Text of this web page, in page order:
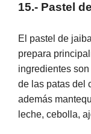
15.- Pastel
El pastel de
prepara
ingredientes
de las patas del
además
leche, cebolla,